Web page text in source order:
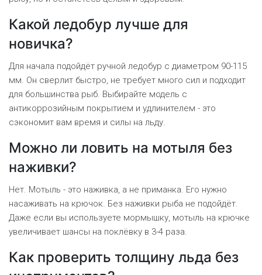
Какой ледобур лучше для
новичка?
Для начала подойдёт ручной ледобур с диаметром 90-115
мм. Он сверлит быстро, не требует много сил и подходит
для большинства рыб. Выбирайте модель с
антикоррозийным покрытием и удлинителем - это
сэкономит вам время и силы на льду.
Можно ли ловить на мотыля без
наживки?
Нет. Мотыль - это наживка, а не приманка. Его нужно
насаживать на крючок. Без наживки рыба не подойдёт.
Даже если вы используете мормышку, мотыль на крючке
увеличивает шансы на поклёвку в 3-4 раза.
Как проверить толщину льда без